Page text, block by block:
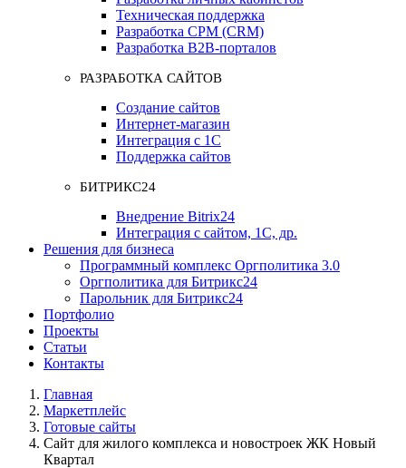
Техническая поддержка
Разработка СРМ (CRM)
Разработка B2B-порталов
РАЗРАБОТКА САЙТОВ
Создание сайтов
Интернет-магазин
Интеграция с 1С
Поддержка сайтов
БИТРИКС24
Внедрение Bitrix24
Интеграция с сайтом, 1С, др.
Решения для бизнеса
Программный комплекс Оргполитика 3.0
Оргполитика для Битрикс24
Парольник для Битрикс24
Портфолио
Проекты
Статьи
Контакты
Главная
Маркетплейс
Готовые сайты
Сайт для жилого комплекса и новостроек ЖК Новый
Квартал